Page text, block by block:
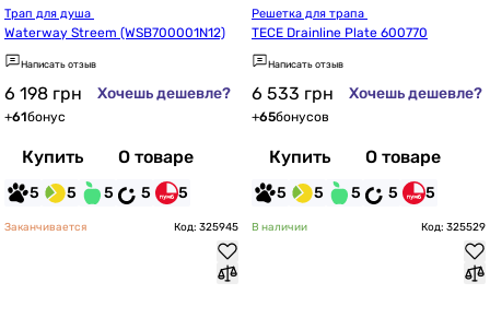
Waterway Streem (WSB700001N12)
Написать отзыв
6 198 грн Хочешь дешевле?
+61бонус
Купить О товаре
5 5 5 5 5
TECE Drainline Plate 600770
Написать отзыв
6 533 грн Хочешь дешевле?
+65бонусов
Купить О товаре
5 5 5 5 5
Заканчивается Код: 325945 В наличии Код: 325529